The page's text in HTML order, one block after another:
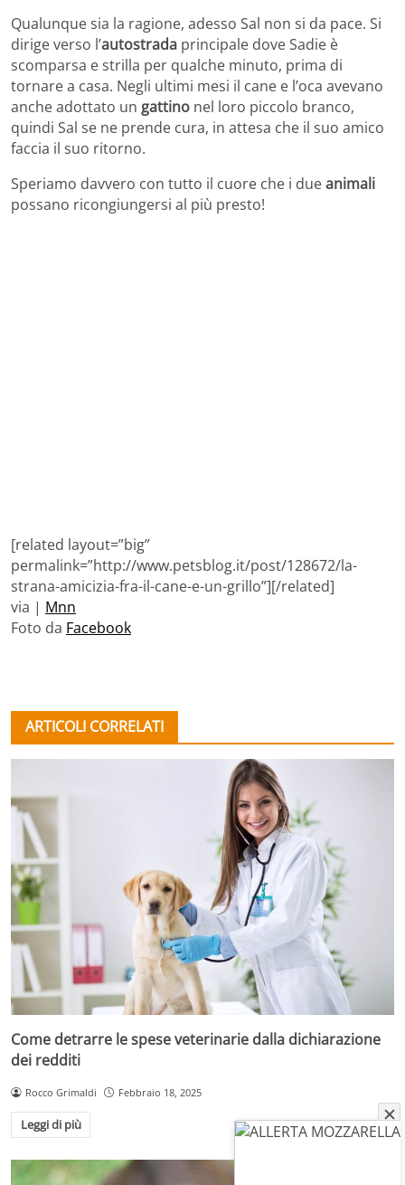
Qualunque sia la ragione, adesso Sal non si da pace. Si
dirige verso l’autostrada principale dove Sadie è
scomparsa e strilla per qualche minuto, prima di
tornare a casa. Negli ultimi mesi il cane e l’oca avevano
anche adottato un gattino nel loro piccolo branco,
quindi Sal se ne prende cura, in attesa che il suo amico
faccia il suo ritorno.
Speriamo davvero con tutto il cuore che i dueanimali
possano ricongiungersi al più presto!
[related layout=”big”
permalink=”http://www.petsblog.it/post/128672/la-
strana-amicizia-fra-il-cane-e-un-grillo”][/related]
via | Mnn
Foto da Facebook
ARTICOLI CORRELATI
Come detrarre le spese veterinarie dalla dichiarazione
dei redditi
Rocco Grimaldi Febbraio 18, 2025
Leggi di più